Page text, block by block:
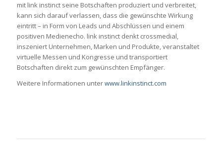
mit link instinct seine Botschaften produziert und verbreitet,
kann sich darauf verlassen, dass die gewünschte Wirkung
eintritt – in Form von Leads und Abschlüssen und einem
positiven Medienecho. link instinct denkt crossmedial,
inszeniert Unternehmen, Marken und Produkte, veranstaltet
virtuelle Messen und Kongresse und transportiert
Botschaften direkt zum gewünschten Empfänger.
Weitere Informationen unterwww.linkinstinct.com